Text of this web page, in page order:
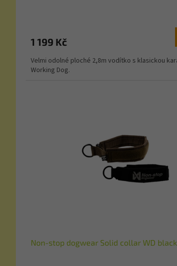
1 199 Kč
Velmi odolné ploché 2,8m vodítko s klasickou
Working Dog.
Non-stop dogwear Solid collar WD black